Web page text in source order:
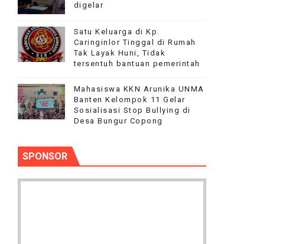
digelar
Satu Keluarga di Kp.
Caringinlor Tinggal di Rumah
Tak Layak Huni, Tidak
tersentuh bantuan pemerintah
Mahasiswa KKN Arunika UNMA
Banten Kelompok 11 Gelar
Sosialisasi Stop Bullying di
Desa Bungur Copong
SPONSOR